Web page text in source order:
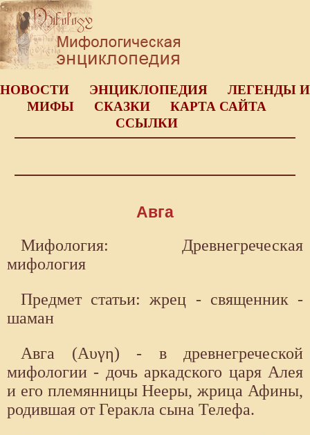
НОВОСТИ ЭНЦИКЛОПЕДИЯ
ЛЕГЕНДЫ И
МИФЫ
СКАЗКИ
КАРТА САЙТА
ССЫЛКИ
Авга
Мифология: Древнегреческая
мифология
Предмет статьи: жрец - священник -
шаман
Авга (Αυγη) - в древнегреческой
мифологии - дочь аркадского царя Алея
и его племянницы Нееры, жрица Афины,
родившая от Геракла сына Телефа.